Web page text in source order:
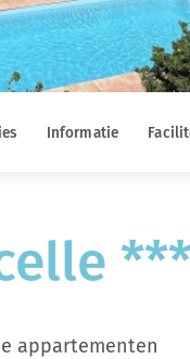
Informatie
appartementen